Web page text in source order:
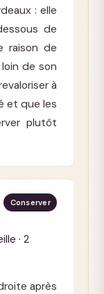
: elle
de
raison de
de son
à
et que les
plutôt
Conserver
· 2
après